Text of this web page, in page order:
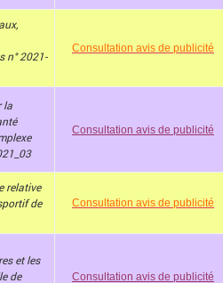
n° 2021-
Consultation avis de publicité
la
Consultation avis de publicité
relative
de
Consultation avis de publicité
et les
de
Consultation avis de publicité